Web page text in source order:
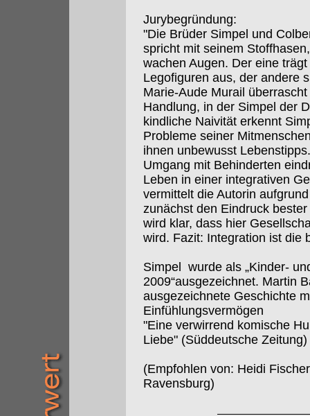
Jurybegründung:
"Die Brüder Simpel und
spricht mit seinem
wachen Augen. Der eine
Legofiguren aus, der andere
Marie-Aude Murail
Handlung, in der Simpel der
kindliche Naivität erkennt
Probleme seiner
ihnen unbewusst
Umgang mit Behinderten
Leben in einer integrativen
vermittelt die Autorin
zunächst den Eindruck
wird klar, dass hier
wird. Fazit: Integration ist die
Simpel wurde als „Kinder-
2009“ausgezeichnet. Martin
ausgezeichnete Geschichte
Einfühlungsvermögen
"Eine verwirrend komische
Liebe" (Süddeutsche Zeitung)
(Empfohlen von: Heidi
Ravensburg)